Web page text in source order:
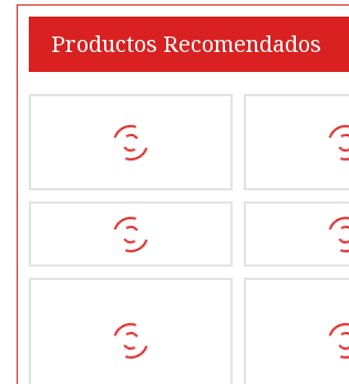
Productos Recomendados